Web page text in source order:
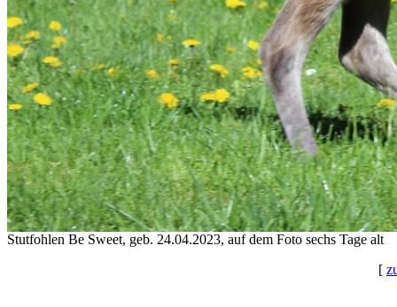
Stutfohlen Be Sweet, geb. 24.04.2023, auf dem Foto sechs Tage alt
[